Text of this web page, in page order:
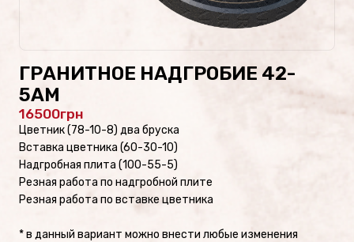
Скульптуры на кладбище
Скульптуры из стекла/
Памятники из стекла
ФОТОКАТАЛОГ
Памятники военным
ГРАНИТНОЕ НАДГРОБИЕ 42-
5AM
16500
Цветник (78-10-8) два бруска
Вставка цветника (60-30-10)
Надгробная плита (100-55-5)
Резная работа по надгробной плите
Резная работа по вставке цветника
* в данный вариант можно внести любые изменения